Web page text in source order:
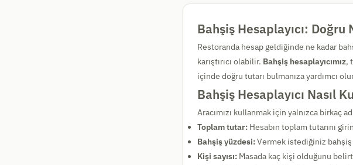
Bahşiş Hesaplayıcı:
Restoranda hesap geldiğinde ne kadar
karıştırıcı olabilir. Bahşiş hesaplayıcımız,
içinde doğru tutarı bulmanıza yardımcı
Bahşiş Hesaplayıcı Nasıl
Aracımızı kullanmak için yalnızca birkaç
Toplam tutar: Hesabın toplam tutarını
Bahşiş yüzdesi:Vermek istediğiniz bahşiş
Kişi sayısı: Masada kaç kişi olduğunu